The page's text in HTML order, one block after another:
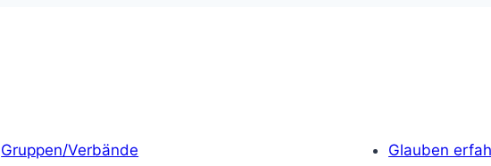
Gruppen/Verbände Glauben